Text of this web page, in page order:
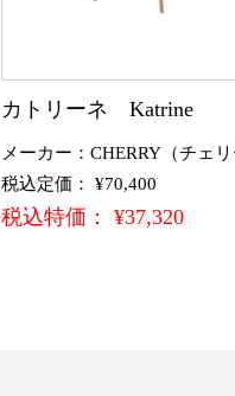
カトリーネ Katrine
メーカー：CHERRY（チェリ
税込定価： ¥70,400
税込特価： ¥37,320